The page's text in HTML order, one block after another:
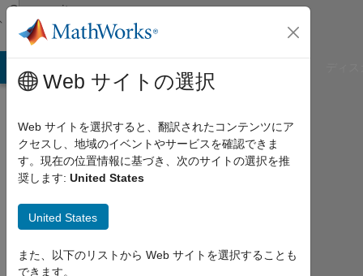
コンテンツへスキップ
Community
Profile
Albertus
Web サイトの選択
Web サイトを選択すると、翻訳されたコンテンツにア
クセスし、地域のイベントやサービスを確認できま
す。現在の位置情報に基づき、次のサイトの選択を推
奨します: United States
United States
また、以下のリストから Web サイトを選択することも
できます。